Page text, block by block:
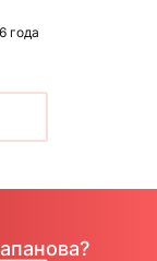
года